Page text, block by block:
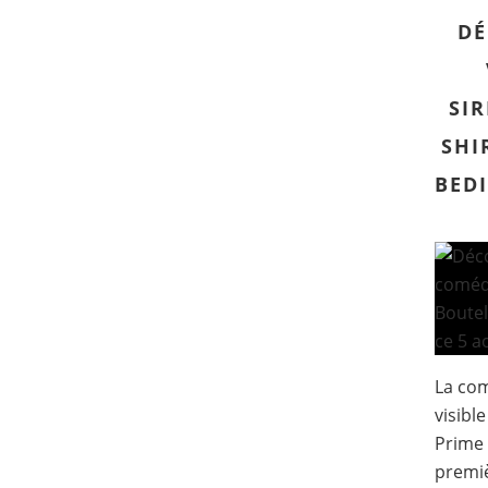
La
Prime